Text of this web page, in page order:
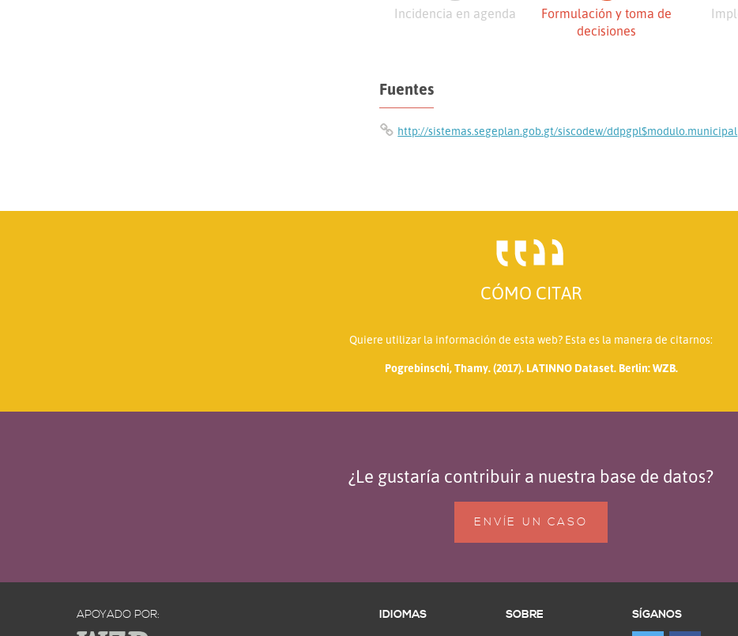
Incidencia en agenda
Formulación y toma de
decisiones
Fuentes
http://sistemas.segeplan.gob.gt/siscodew/ddpgpl$modulo.municipal
CÓMO CITAR
Quiere utilizar la información de esta web? Esta es la manera de citarnos:
Pogrebinschi, Thamy. (2017). LATINNO Dataset. Berlin: WZB.
¿Le gustaría contribuir a nuestra base de datos?
ENVÍE UN CASO
APOYADO POR: IDIOMAS SOBRE SÍGANOS